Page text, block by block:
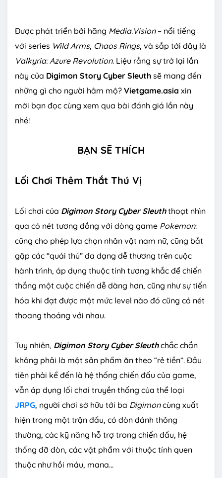
t
e
Được phát triển bởi hãng Media.Vision– nổi tiếng
với series Wild Arms, Chaos Rings, và sắp tới đây là
Valkyria: Azure Revolution. Liệu rằng sự trở lại lần
này của Digimon Story Cyber Sleuth sẽ mang đến
những gì cho người hâm mộ? Vietgame.asia xin
mời bạn đọc cùng xem qua bài đánh giá lần này
nhé!
BẠN SẼ THÍCH
Lối Chơi Thêm Thắt Thú Vị
Lối chơi của Digimon Story Cyber Sleuththoạt nhìn
qua có nét tương đồng với dòng game Pokemon:
cũng cho phép lựa chọn nhân vật nam nữ, cũng bắt
gặp các “quái thú” đa dạng dễ thương trên cuộc
hành trình, áp dụng thuộc tính tương khắc để chiến
thắng một cuộc chiến dễ dàng hơn, cũng như sự tiến
hóa khi đạt được một mức level nào đó cũng có nét
thoang thoáng với nhau.
Tuy nhiên, Digimon Story Cyber Sleuthchắc chắn
không phải là một sản phẩm ăn theo “rẻ tiền”. Đầu
tiên phải kể đến là hệ thống chiến đấu của game,
vẫn áp dụng lối chơi truyền thống của thể loại
JRPG, người chơi sở hữu tới ba Digimoncùng xuất
hiện trong một trận đấu, có đòn đánh thông
thường, các kỹ năng hỗ trợ trong chiến đấu, hệ
thống đỡ đòn, các vật phẩm với thuộc tính quen
thuộc như hồi máu, mana…